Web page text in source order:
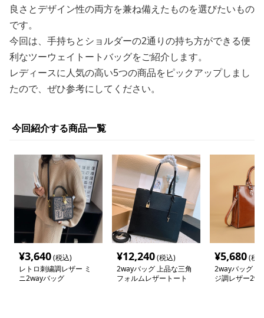
良さとデザイン性の両方を兼ね備えたものを選びたいもの
です。
今回は、手持ちとショルダーの2通りの持ち方ができる便
利なツーウェイトートバッグをご紹介します。
レディースに人気の高い5つの商品をピックアップしまし
たので、ぜひ参考にしてください。
今回紹介する商品一覧
¥3,640(税込)
レトロ刺繍調レザー ミ
ニ2wayバッグ
¥12,240(税込)
2wayバッグ 上品な三角
フォルムレザートート
¥5,680(税
2wayバッグ ヴ
ジ調レザー